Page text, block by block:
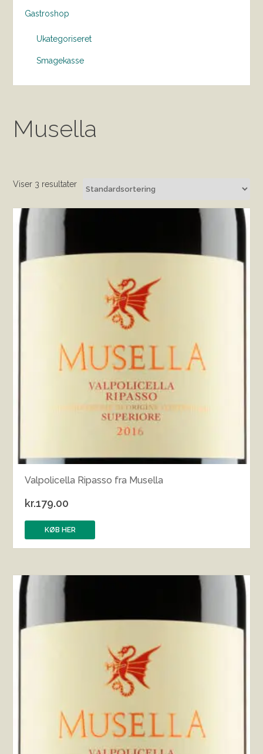
Gastroshop
Ukategoriseret
Smagekasse
Musella
Viser 3 resultater
Valpolicella Ripasso fra Musella
kr.179.00
KØB HER